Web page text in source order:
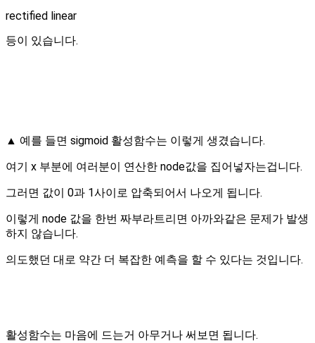
rectified linear
등이 있습니다.
▲ 예를 들면 sigmoid 활성함수는 이렇게 생겼습니다.
여기 x 부분에 여러분이 연산한 node값을 집어넣자는겁니다.
그러면 값이 0과 1사이로 압축되어서 나오게 됩니다.
이렇게 node 값을 한번 짜부라트리면 아까와같은 문제가 발생
하지 않습니다.
의도했던 대로 약간 더 복잡한 예측을 할 수 있다는 것입니다.
활성함수는 마음에 드는거 아무거나 써보면 됩니다.